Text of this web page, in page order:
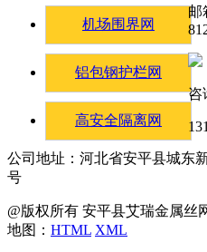
机场围界网
铝包钢护栏网
高安全隔离网
邮
咨
公司地址：河北省安平县城东
号
@版权所有 安平县艾瑞金属丝
地图： HTML XML